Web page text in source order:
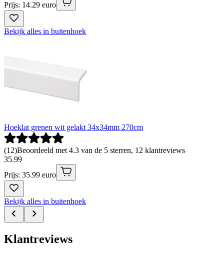
Prijs: 14.29 euro
Bekijk alles in buitenhoek
Hoeklat grenen wit gelakt 34x34mm 270cm
(12)Beoordeeld met 4.3 van de 5 sterren, 12 klantreviews
35.99
Prijs: 35.99 euro
Bekijk alles in buitenhoek
Klantreviews